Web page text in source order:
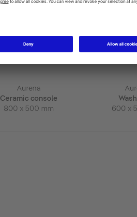
Aurena
Ceramic console
800 x 500 mm
600 x